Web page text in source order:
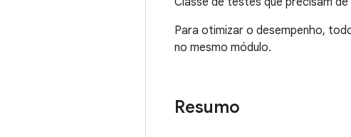
Para otimizar o desempenho,
no mesmo módulo.
Resumo